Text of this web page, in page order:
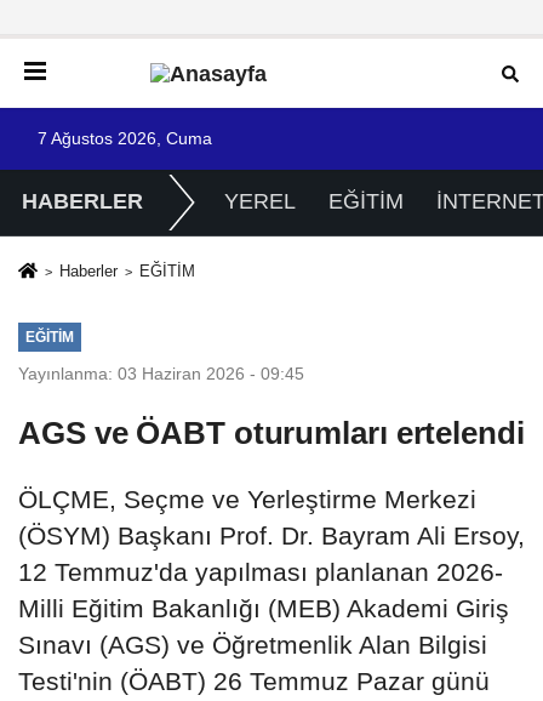
7 Ağustos 2026, Cuma
HABERLER YEREL EĞİTİM
Haberler EĞİTİM
EĞİTİM
Yayınlanma: 03 Haziran 2026 - 09:45
AGS ve ÖABT oturumları ertelendi
ÖLÇME, Seçme ve Yerleştirme Merkezi
(ÖSYM) Başkanı Prof. Dr. Bayram Ali Ersoy,
12 Temmuz'da yapılması planlanan 2026-
Milli Eğitim Bakanlığı (MEB) Akademi Giriş
Sınavı (AGS) ve Öğretmenlik Alan Bilgisi
Testi'nin (ÖABT) 26 Temmuz Pazar günü